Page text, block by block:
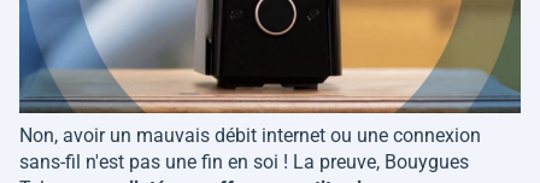
Non, avoir un mauvais débit internet ou une connexion
sans-fil n'est pas une fin en soi ! La preuve, Bouygues